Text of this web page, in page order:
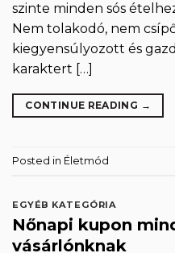
szinte minden sós
Nem tolakodó, nem
kiegyensúlyozott és
karaktert […]
CONTINUE READING →
Posted in Életmód
EGYÉB KATEGÓRIA
Nőnapi kupon
vásárlónknak